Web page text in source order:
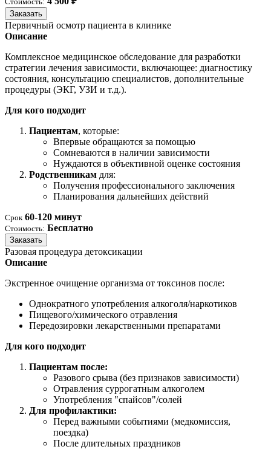
Заказать
Первичный осмотр пациента в клинике
Описание
Комплексное медицинское обследование для разработки
стратегии лечения зависимости, включающее: диагностику
состояния, консультацию специалистов, дополнительные
процедуры (ЭКГ, УЗИ и т.д.).
Для кого подходит
Пациентам, которые:
Впервые обращаются за помощью
Сомневаются в наличии зависимости
Нуждаются в объективной оценке состояния
Родственникам для:
Получения профессионального заключения
Планирования дальнейших действий
Срок 60-120 минут
Стоимость: Бесплатно
Заказать
Разовая процедура детоксикации
Описание
Экстренное очищение организма от токсинов после:
Однократного употребления алкоголя/наркотиков
Пищевого/химического отравления
Передозировки лекарственными препаратами
Для кого подходит
Пациентам после:
Разового срыва (без признаков зависимости)
Отравления суррогатным алкоголем
Употребления "спайсов"/солей
Для профилактики:
Перед важными событиями (медкомиссия,
поездка)
После длительных праздников